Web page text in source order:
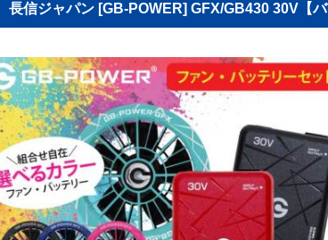
長信ジャパン [GB-POWER] GFX/GB430 30V【